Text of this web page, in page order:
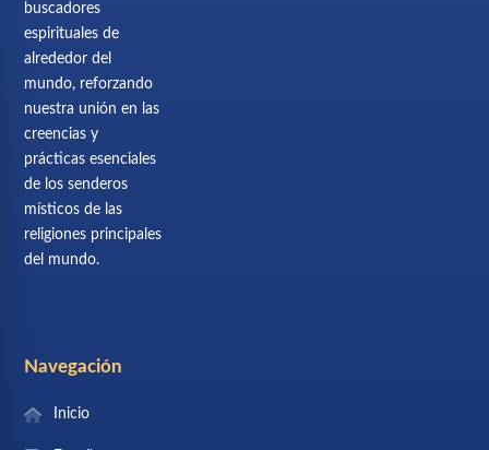
buscadores
espirituales de
alrededor del
mundo, reforzando
nuestra unión en las
creencias y
prácticas esenciales
de los senderos
místicos de las
religiones principales
del mundo.
Navegación
Inicio